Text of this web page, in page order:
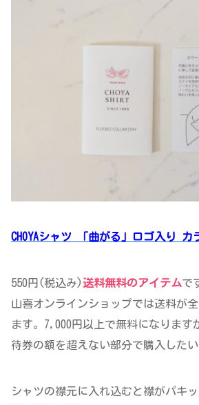
CHOYAシャツ 「曲がる」ロゴ入り カ
550円(税込み) 送料無料のアイテムで
山喜オンラインショップでは送料が
ます。7,000円以上で無料になります
待券の額を超えない部分で購入したい
シャツの襟元に入れ込むと襟がパキ